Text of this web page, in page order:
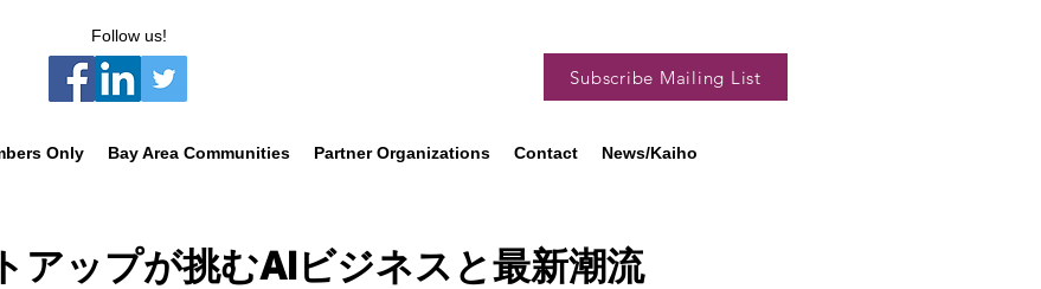
Follow us!
Subscribe Mailing List
Only Bay Area Communities Partner Organizations Contact News/Kaiho
アップが挑むAIビジネスと最新潮流